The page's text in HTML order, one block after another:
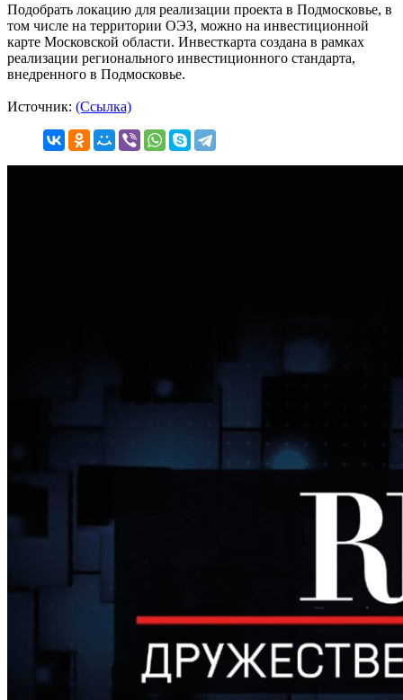
Подобрать локацию для реализации проекта в Подмосковье, в
том числе на территории ОЭЗ, можно на инвестиционной
карте Московской области. Инвесткарта создана в рамках
реализации регионального инвестиционного стандарта,
внедренного в Подмосковье.
Источник: (Ссылка)